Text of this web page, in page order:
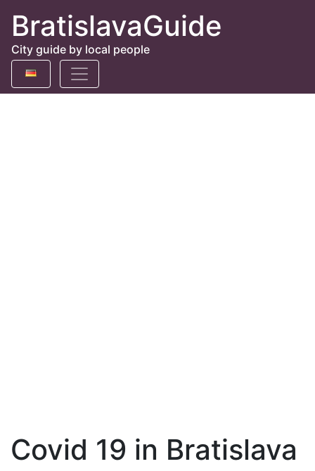
BratislavaGuide
City guide by local people
Covid 19 in Bratislava